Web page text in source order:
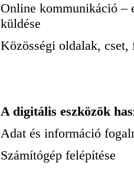
Online kommunikáció –
küldése
Közösségi oldalak, cset,
A digitális eszközök
Adat és információ
Számítógép felépítése